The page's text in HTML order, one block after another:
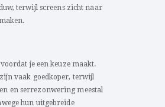
terwijl screens zicht naar
je een keuze maakt.
vaak goedkoper, terwijl
en serrezonwering meestal
hun uitgebreide